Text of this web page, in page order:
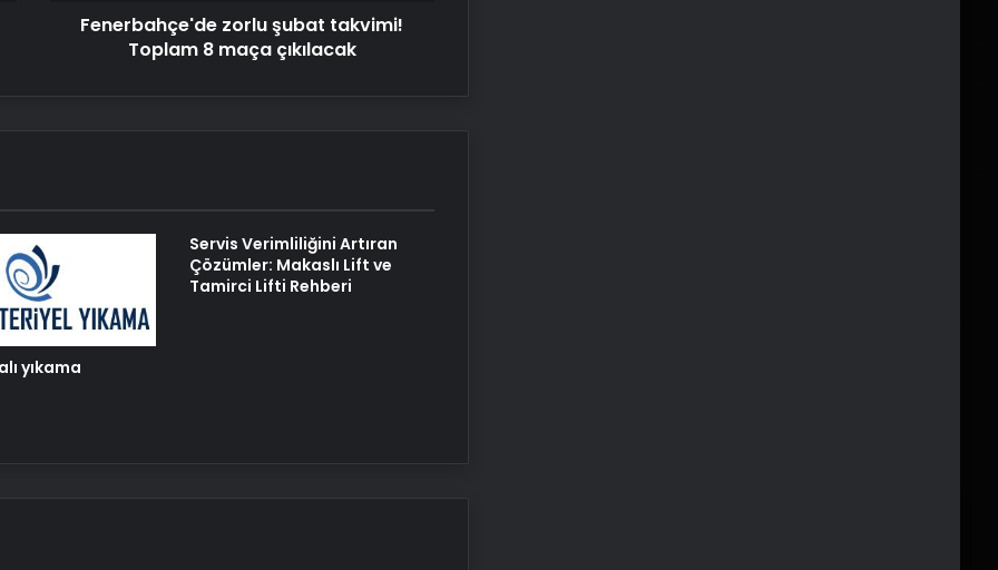
Fenerbahçe'de zorlu şubat takvimi!
Toplam 8 maça çıkılacak
yıkama
Servis Verimliliğini Artıran
Çözümler: Makaslı Lift ve
Tamirci Lifti Rehberi